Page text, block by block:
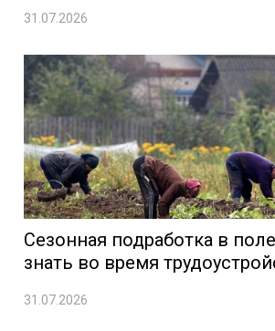
31.07.2026
Сезонная подработка в
знать во время
31.07.2026